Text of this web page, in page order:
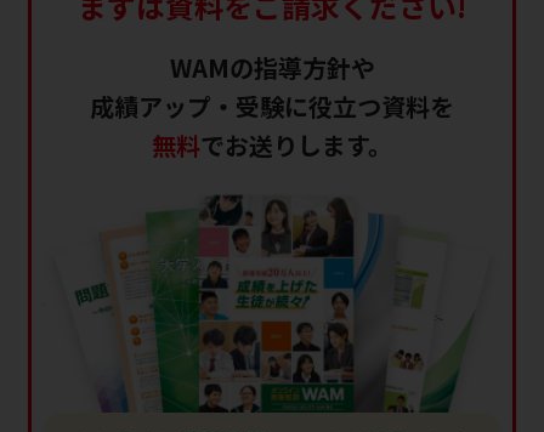
WAMの指導方針や
成績アップ・受験に役立つ資料を
無料でお送りします。